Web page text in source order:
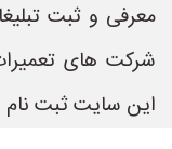
معرفی و ثبت
شرکت های تعمیرات
این سایت ثبت نام